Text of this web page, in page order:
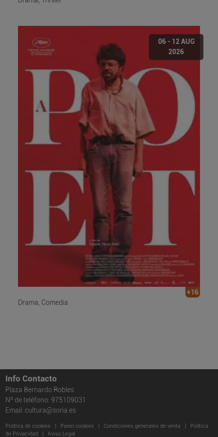
06 - 12 AUG
2026
+16
Drama, Comedia
Info Contacto
Plaza Bernardo Robles
Nº de teléfono: 975109031
Email: cultura@soria.es
Política de cookies Panel cookies Condiciones generales de venta
Política
de Privacidad
Aviso Legal